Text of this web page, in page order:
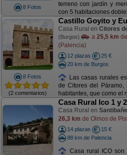
8 Fotos
terreno con jardín y
con 5 habitaciones
8 Fotos
(2 comentarios)
Castillo Goyito y
Casa Rural en Citores
(Burgos) a 25,5 km
(Palencia)
12 plazas
25 €
20 km de Burgos
Las casas rurales
de Citores del
habitantes, que como el
Casa Rural Ico 1 y 2
Casa Rural en
26,3 km de Olmos de
14 plazas
15 €
88 km de Palencia
Casa rural ICO